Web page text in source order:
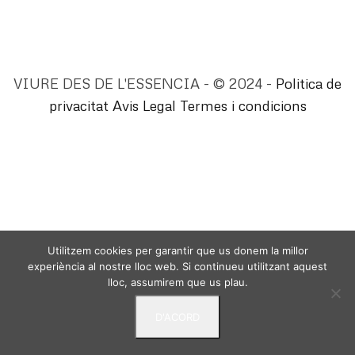
VIURE DES DE L'ESSENCIA - © 2024 - Politica de
privacitat Avis Legal Termes i condicions
Utilitzem cookies per garantir que us donem la millor
experiència al nostre lloc web. Si continueu utilitzant aquest
lloc, assumirem que us plau.